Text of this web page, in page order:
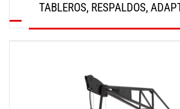
TABLEROS, RESPALDOS,